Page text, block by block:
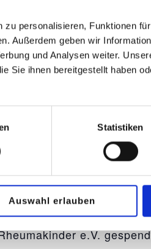
personalisieren, Funktionen
Außerdem geben wir
und Analysen weiter.
Sie ihnen bereitgestellt haben
Statistiken
Auswahl erlauben
des Jahres 2023 ),
der Stadt.
Vorauswahl vom
an die Leistung und
Auf der Mall im
jeweiligen
werden.
21. April um 16:00 Uhr im
sich aus dem bis dahin
vor Ort dann höhere
und zu
e.V.